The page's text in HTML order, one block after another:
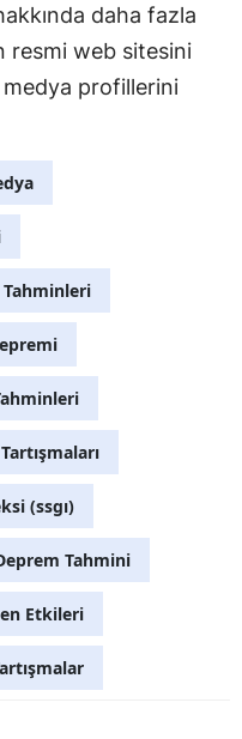
daha fazla
resmi web sitesini
profillerini
Tahminleri
(ssgı)
Tahmini
Etkileri